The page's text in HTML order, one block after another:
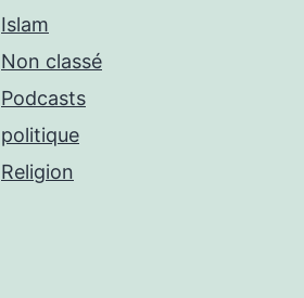
Islam
Non classé
Podcasts
politique
Religion